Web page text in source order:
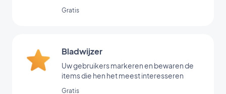
Gratis
Bladwijzer
Uw gebruikers markeren en bewaren de
items die hen het meest interesseren
Gratis